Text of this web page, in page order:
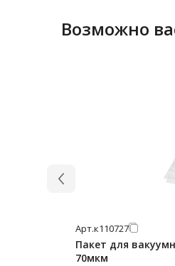
Возможно
Арт.к110727
Пакет для
70мкм